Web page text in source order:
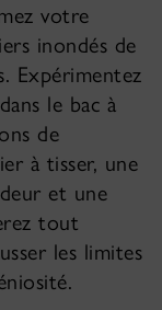
votre
inondés de
Expérimentez
le bac à
de
à tisser, une
et une
tout
les limites